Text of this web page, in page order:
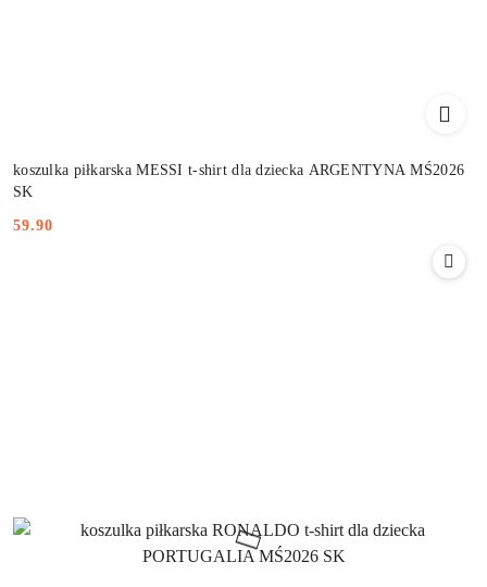
koszulka piłkarska MESSI t-shirt dla dziecka ARGENTYNA MŚ2026
SK
Cena:
59.90